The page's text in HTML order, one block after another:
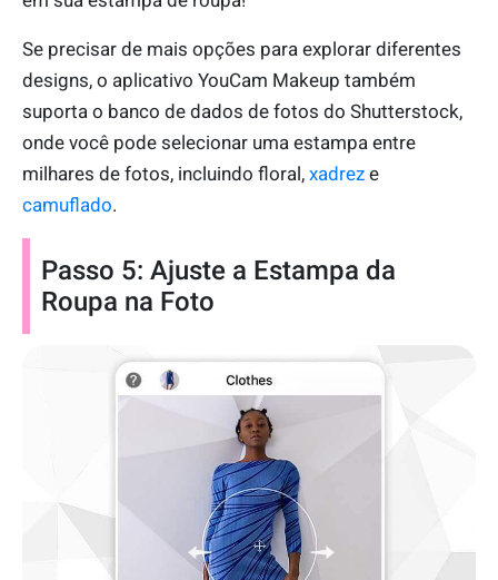
Se precisar de mais opções para explorar diferentes
designs, o aplicativo YouCam Makeup também
suporta o banco de dados de fotos do Shutterstock,
onde você pode selecionar uma estampa entre
milhares de fotos, incluindo floral, xadrez e
camuflado.
Passo 5: Ajuste a Estampa da
Roupa na Foto